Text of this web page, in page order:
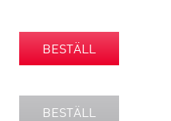
BESTÄLL
BESTÄLL